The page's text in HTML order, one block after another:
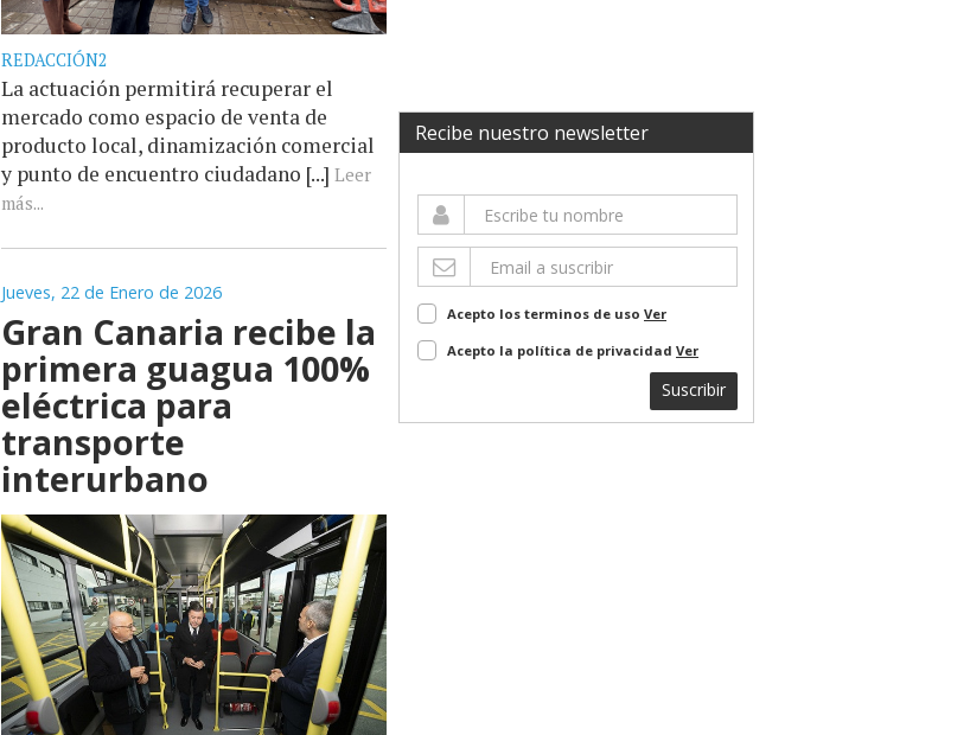
REDACCIÓN2
La actuación permitirá recuperar el
mercado como espacio de venta de
producto local, dinamización comercial
y punto de encuentro ciudadano [...] Leer
más...
Jueves, 22 de Enero de 2026
Gran Canaria recibe la
primera guagua 100%
eléctrica para
transporte
interurbano
Recibe nuestro newsletter
Acepto los terminos de uso Ver
Acepto la política de privacidad Ver
Suscribir